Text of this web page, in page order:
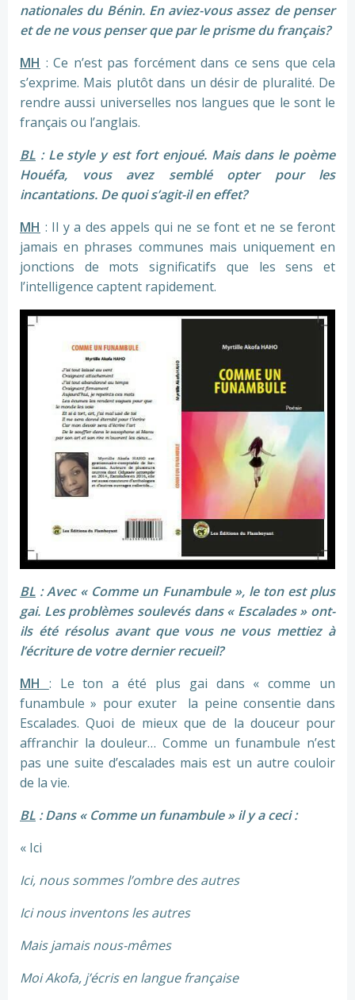
nationales du Bénin. En aviez-vous assez de penser
et de ne vous penser que par le prisme du français?
MH : Ce n’est pas forcément dans ce sens que cela
s’exprime. Mais plutôt dans un désir de pluralité. De
rendre aussi universelles nos langues que le sont le
français ou l’anglais.
BL : Le style y est fort enjoué. Mais dans le poème
Houéfa, vous avez semblé opter pour les
incantations. De quoi s’agit-il en effet?
MH : Il y a des appels qui ne se font et ne se feront
jamais en phrases communes mais uniquement en
jonctions de mots significatifs que les sens et
l’intelligence captent rapidement.
BL : Avec « Comme un Funambule », le ton est plus
gai. Les problèmes soulevés dans « Escalades » ont-
ils été résolus avant que vous ne vous mettiez à
l’écriture de votre dernier recueil?
MH : Le ton a été plus gai dans « comme un
funambule » pour exuter la peine consentie dans
Escalades. Quoi de mieux que de la douceur pour
affranchir la douleur… Comme un funambule n’est
pas une suite d’escalades mais est un autre couloir
de la vie.
BL : Dans « Comme un funambule » il y a ceci :
« Ici
Ici, nous sommes l’ombre des autres
Ici nous inventons les autres
Mais jamais nous-mêmes
Moi Akofa, j’écris en langue française